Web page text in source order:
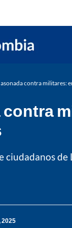
contra militares:
de
2025